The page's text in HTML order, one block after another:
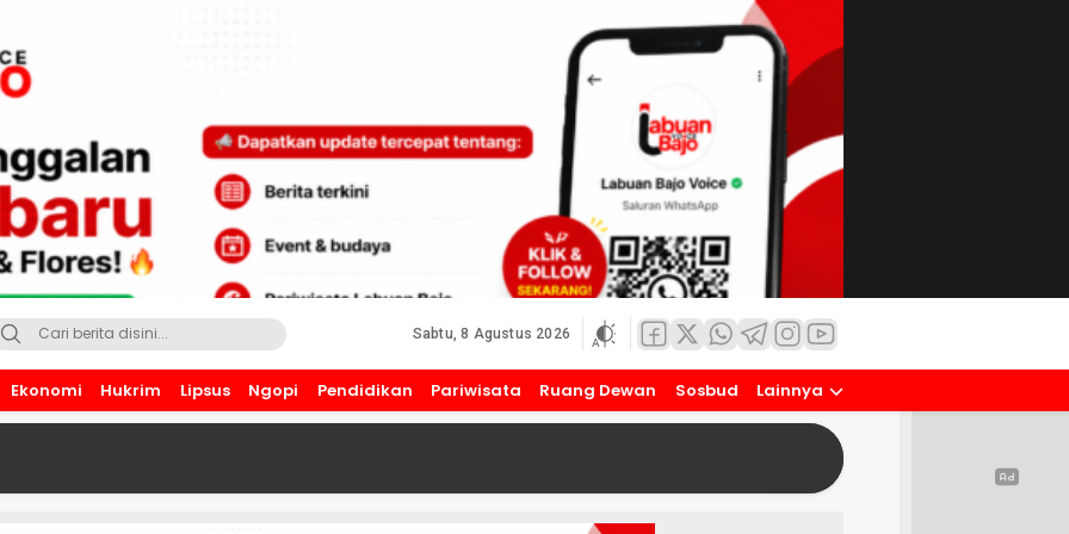
Sabtu, 8 Agustus 2026
Ekonomi Hukrim Lipsus Ngopi Pendidikan Pariwisata Ruang Dewan Sosbud Lainnya